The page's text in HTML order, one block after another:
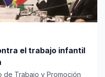
el trabajo infantil
de Trabajo y Promoción